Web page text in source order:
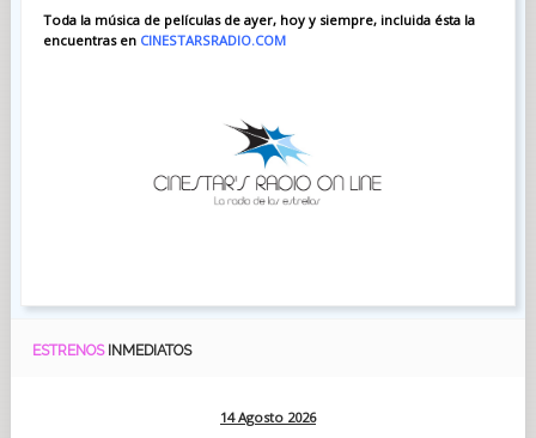
Toda la música de películas de ayer, hoy y siempre, incluida ésta la
encuentras en CINESTARSRADIO.COM
ESTRENOS INMEDIATOS
14 Agosto 2026